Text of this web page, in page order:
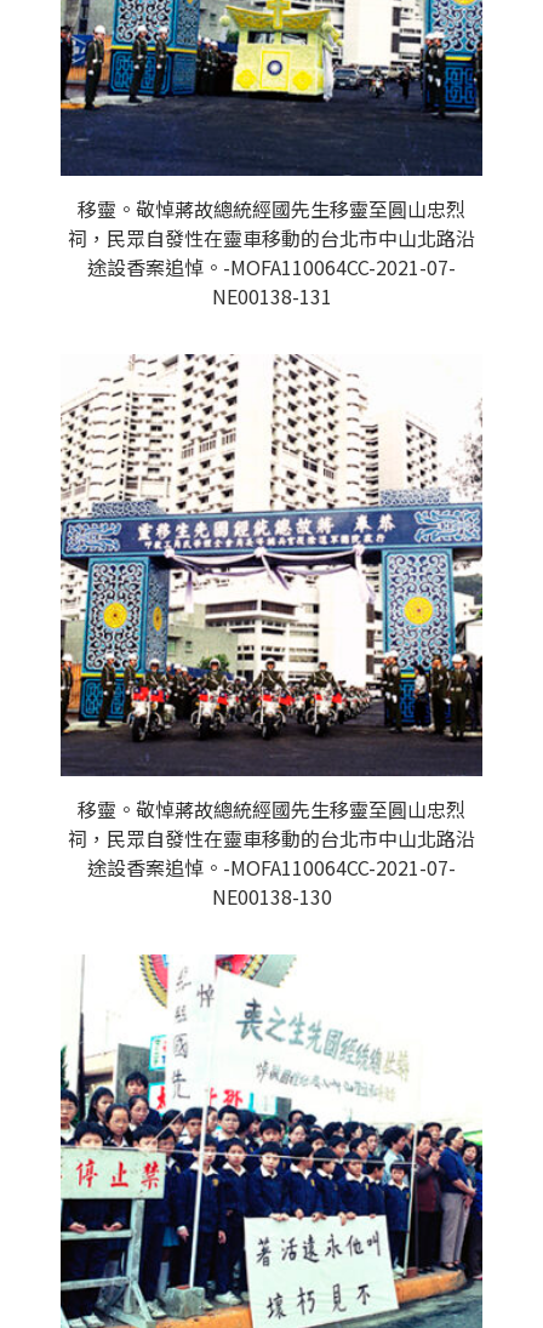
移靈。敬悼蔣故總統經國先生移靈至圓山忠烈
祠，民眾自發性在靈車移動的台北市中山北路沿
途設香案追悼。-MOFA110064CC-2021-07-
NE00138-131
移靈。敬悼蔣故總統經國先生移靈至圓山忠烈
祠，民眾自發性在靈車移動的台北市中山北路沿
途設香案追悼。-MOFA110064CC-2021-07-
NE00138-130